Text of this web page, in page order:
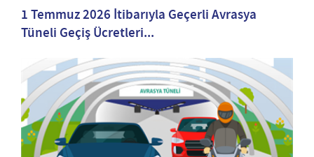
1 Temmuz 2026 İtibarıyla Geçerli Avrasya
Tüneli Geçiş Ücretleri...